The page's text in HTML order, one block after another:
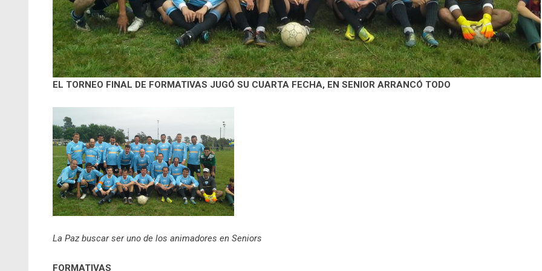
EL TORNEO FINAL DE FORMATIVAS JUGÓ SU CUARTA FECHA, EN SENIOR ARRANCÓ TODO
La Paz buscar ser uno de los animadores en Seniors
FORMATIVAS